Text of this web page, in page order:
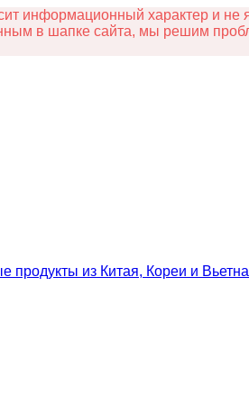
информационный характер и не
в шапке сайта, мы решим
продукты из Китая, Кореи и